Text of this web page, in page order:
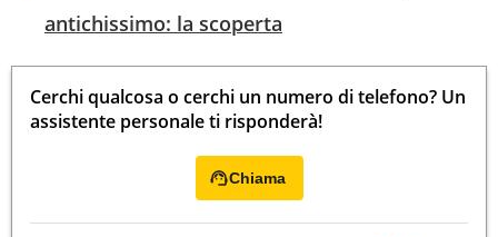
antichissimo: la scoperta
Cerchi qualcosa o cerchi un numero di telefono? Un
assistente personale ti risponderà!
Chiama